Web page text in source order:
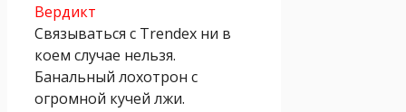
Вердикт
Связываться с Trendex ни в
коем случае нельзя.
Банальный лохотрон с
огромной кучей лжи.